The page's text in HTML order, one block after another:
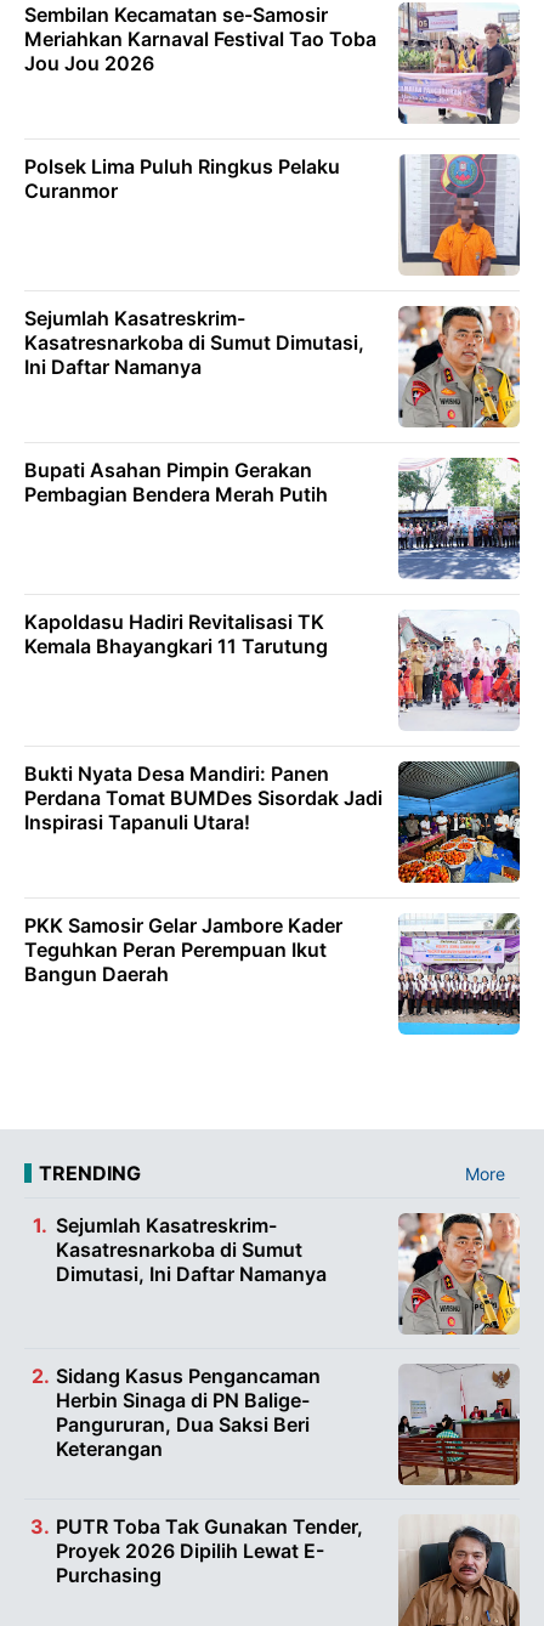
Sembilan Kecamatan se-Samosir
Meriahkan Karnaval Festival Tao Toba
Jou Jou 2026
Polsek Lima Puluh Ringkus Pelaku
Curanmor
Sejumlah Kasatreskrim-
Kasatresnarkoba di Sumut Dimutasi,
Ini Daftar Namanya
Bupati Asahan Pimpin Gerakan
Pembagian Bendera Merah Putih
Kapoldasu Hadiri Revitalisasi TK
Kemala Bhayangkari 11 Tarutung
Bukti Nyata Desa Mandiri: Panen
Perdana Tomat BUMDes Sisordak Jadi
Inspirasi Tapanuli Utara!
PKK Samosir Gelar Jambore Kader
Teguhkan Peran Perempuan Ikut
Bangun Daerah
TRENDING More
Sejumlah Kasatreskrim-
Kasatresnarkoba di Sumut
Dimutasi, Ini Daftar Namanya
Sidang Kasus Pengancaman
Herbin Sinaga di PN Balige-
Pangururan, Dua Saksi Beri
Keterangan
PUTR Toba Tak Gunakan Tender,
Proyek 2026 Dipilih Lewat E-
Purchasing